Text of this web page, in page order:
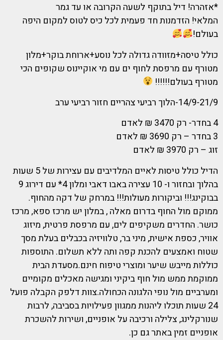
*אזהרה! דיל בתוקף לשעה הקרובה או עד גמר
המלאי! הזדמנות חד פעמית לכל כיס לטוס למקום היפה
בעולם!
כולל טיסה+מזוודה גדולה לכל נוסע+ארוחת בוקר+מלון
מטורף עם מרפסת לחוף ים עם מי אוקיינוס שקופים הכי
מטורף בעולם!!!!!!
14/9-21/9-הלוך רביעי צהריים חזור רביעי ערב
4 בחדר- רק 3470 ₪ לאדם
3 בחדר – רק 3690 ₪ לאדם
זוג – רק 3970 ₪ לאדם
הדיל כולל טיסות לאיים המלדיבים עם עצירות של 5 שעות
בהלוך ובחזור ו- 10 עצירה באבו דאבי ומלון 4* עם דירוג 9
בבוקינג!!! וביקורות מעולות!!! במרחק של דקה מהחוף.
ממוקם מול החוף בדרום מאלה , במלון יש מרכז ספא, מרכז
כושר. החדרים משקיפים לים, עם מרפסת פרטית, מיזוג
אוויר, כספת אישית, מיני בר, טלוויזיה בכבלים בעלת מסך
שטוח ואמצעים להכנת קפה ותה ללא תשלום. התוספות
כוללות מייבש שיער ומוצרי טיפוח חינם.מסעדת הבית
ממוקמת ממש מול חוף ביקיני ומגישה מאכלים מקומיים
ומערביים מול נופי הלגונה הכחולה.צוות דלפק הקבלה פועל
24 שעות תוכלו ליהנות ממגוון פעילויות בסביבה, לרבות
שנורקלינג, צלילה ורכיבה על אופניים, ושירות להשכרת
אופניים זמין באתר גם כן.